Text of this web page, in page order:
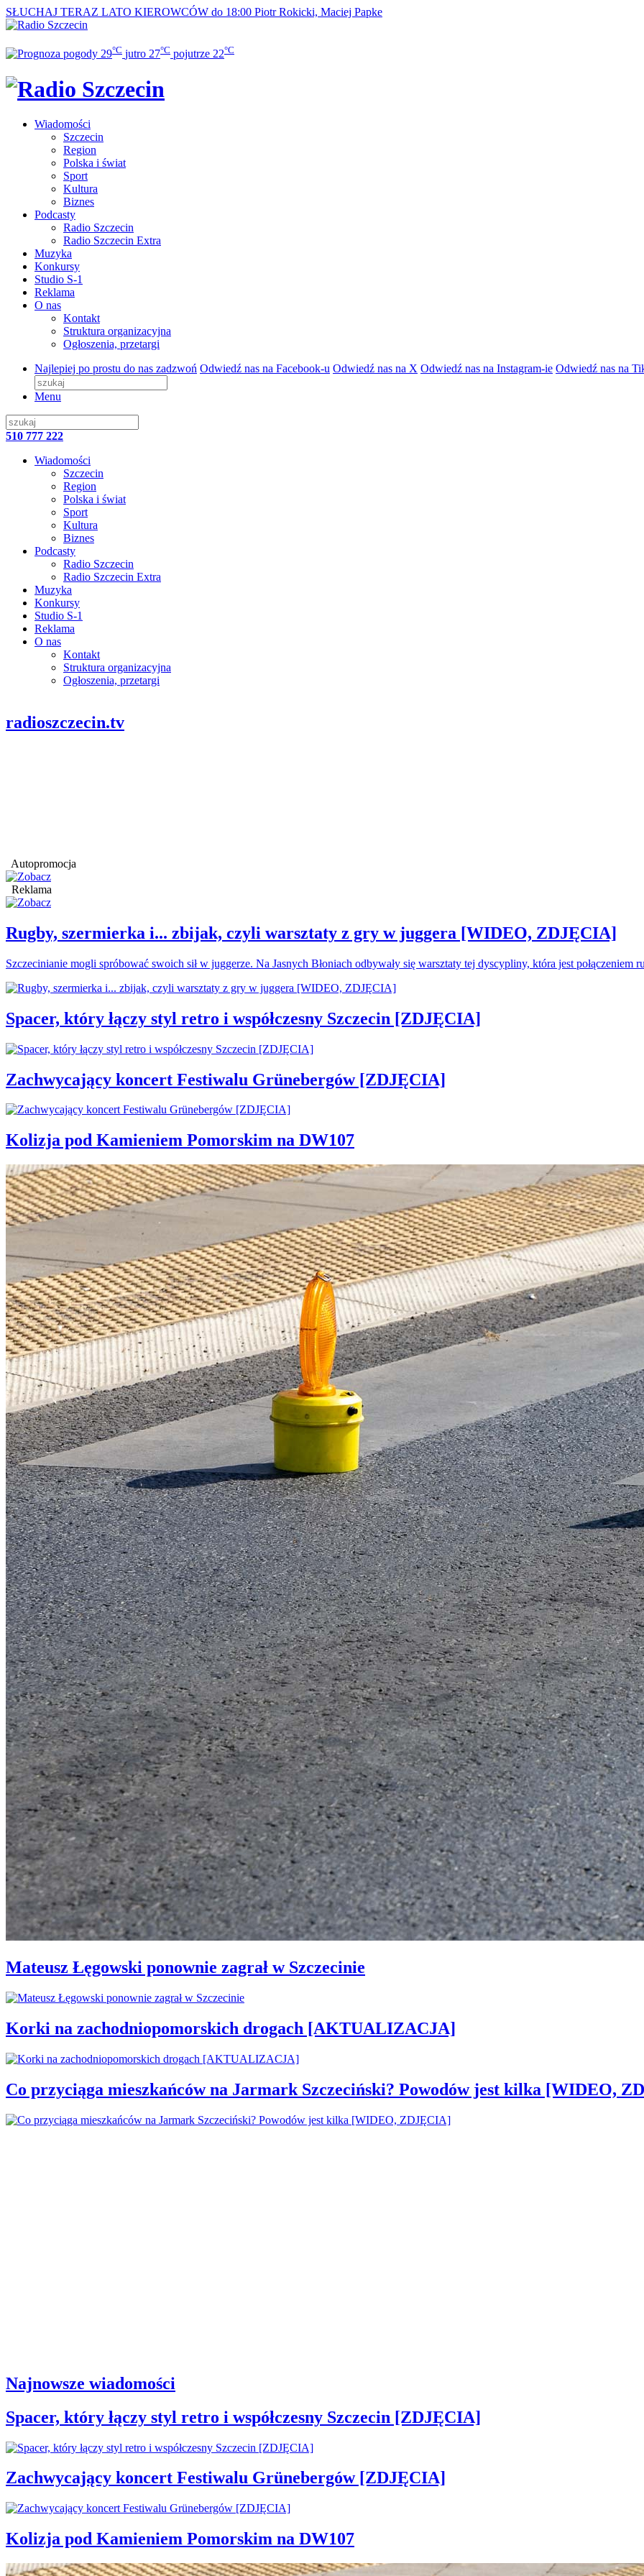
SŁUCHAJ TERAZ LATO KIEROWCÓW do 18:00 Piotr Rokicki, Maciej Papke
29°C jutro 27°C pojutrze 22°C
Wiadomości
Szczecin
Region
Polska i świat
Sport
Kultura
Biznes
Podcasty
Radio Szczecin
Radio Szczecin Extra
Muzyka
Konkursy
Studio S-1
Reklama
O nas
Kontakt
Struktura organizacyjna
Ogłoszenia, przetargi
Najlepiej po prostu do nas zadzwoń Odwiedź nas na Facebook-u Odwiedź nas na X Odwiedź nas na Instagram-ie Odwiedź nas na
Menu
510 777 222
Wiadomości
Szczecin
Region
Polska i świat
Sport
Kultura
Biznes
Podcasty
Radio Szczecin
Radio Szczecin Extra
Muzyka
Konkursy
Studio S-1
Reklama
O nas
Kontakt
Struktura organizacyjna
Ogłoszenia, przetargi
radioszczecin.tv
Autopromocja
Reklama
Rugby, szermierka i... zbijak, czyli warsztaty z gry w juggera [WIDEO, ZDJĘCIA]
Szczecinianie mogli spróbować swoich sił w juggerze. Na Jasnych Błoniach odbywały się warsztaty tej dyscypliny, która jest połączeniem
Spacer, który łączy styl retro i współczesny Szczecin [ZDJĘCIA]
Zachwycający koncert Festiwalu Grünebergów [ZDJĘCIA]
Kolizja pod Kamieniem Pomorskim na DW107
Mateusz Łęgowski ponownie zagrał w Szczecinie
Korki na zachodniopomorskich drogach [AKTUALIZACJA]
Co przyciąga mieszkańców na Jarmark Szczeciński? Powodów jest kilka [WIDEO,
Najnowsze wiadomości
Spacer, który łączy styl retro i współczesny Szczecin [ZDJĘCIA]
Zachwycający koncert Festiwalu Grünebergów [ZDJĘCIA]
Kolizja pod Kamieniem Pomorskim na DW107